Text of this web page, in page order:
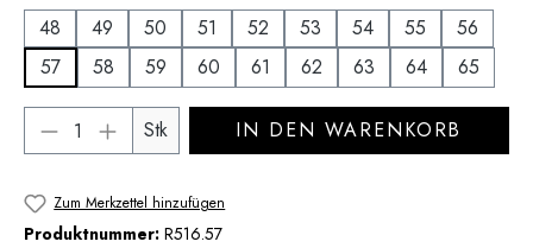
48
49 50 51 52 53 54 55
56
57
58 59 60 61 62 63 64 65
Produkt Anzahl: Gib den gewünschten
Stk IN DEN WARENKORB
Zum Merkzettel hinzufügen
Produktnummer: R516.57